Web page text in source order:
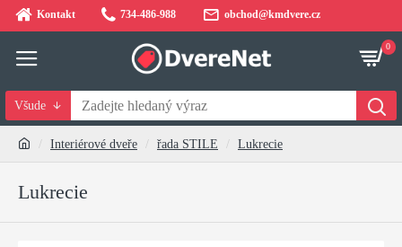
Kontakt 734-486-988 obchod@kmdvere.cz
0
Všude
Interiérové dveře řada STILE Lukrecie
Lukrecie